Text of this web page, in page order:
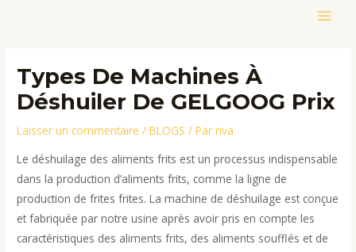
MAIN
Types De Machines À
Déshuiler De GELGOOG Prix
Laisser un commentaire /BLOGS / Parriva
Le déshuilage des aliments frits est un processus indispensable
dans la production d’aliments frits, comme la ligne de
production de frites frites. La machine de déshuilage est conçue
et fabriquée par notre usine après avoir pris en compte les
caractéristiques des aliments frits, des aliments soufflés et de